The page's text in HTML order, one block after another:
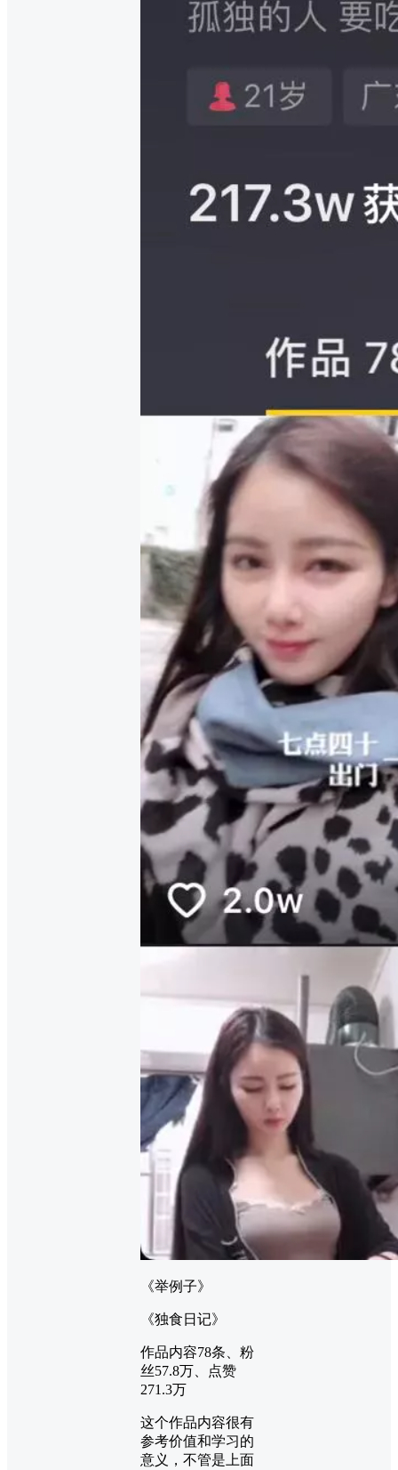
《举例子》
《独食日记》
作品内容78条、粉
丝57.8万、点赞
271.3万
这个作品内容很有
参考价值和学习的
意义，不管是上面